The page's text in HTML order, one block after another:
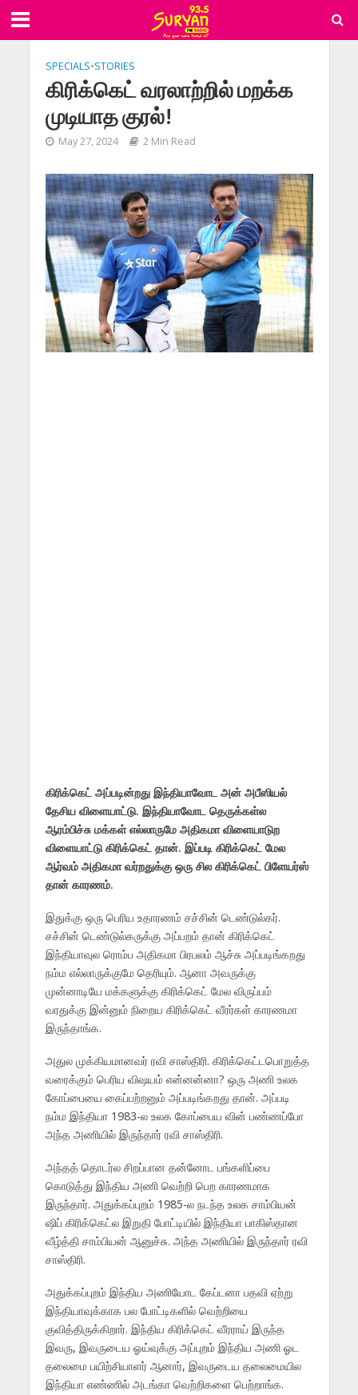
SPECIALS•STORIES
கிரிக்கெட் வரலாற்றில் மறக்க
முடியாத குரல்!
May 27, 2024 2 Min Read
கிரிக்கெட் அப்படின்றது இந்தியாவோட அன் அபீஸியல்
தேசிய விளையாட்டு. இந்தியாவோட தெருக்கள்ல
ஆரம்பிச்சு மக்கள் எல்லாருமே அதிகமா விளையாடுற
விளையாட்டு கிரிக்கெட் தான். இப்படி கிரிக்கெட் மேல
ஆர்வம் அதிகமா வர்றதுக்கு ஒரு சில கிரிக்கெட் பிளேயர்ஸ்
தான் காரணம்.
இதுக்கு ஒரு பெரிய உதாரணம் சச்சின் டெண்டுல்கர்.
சச்சின் டெண்டுல்கருக்கு அப்பறம் தான் கிரிக்கெட்
இந்தியாவுல ரொம்ப அதிகமா பிரபலம் ஆச்சு அப்படிங்கறது
நம்ம எல்லாருக்குமே தெரியும். ஆனா அவருக்கு
முன்னாடியே மக்களுக்கு கிரிக்கெட் மேல விருப்பம்
வரதுக்கு இன்னும் நிறைய கிரிக்கெட் வீரர்கள் காரணமா
இருந்தாங்க.
அதுல முக்கியமானவர் ரவி சாஸ்திரி. கிரிக்கெட்டபொறுத்த
வரைக்கும் பெரிய விஷயம் என்னன்னா? ஒரு அணி உலக
கோப்பையை கைப்பற்றனும் அப்படிங்கறது தான். அப்படி
நம்ம இந்தியா 1983-ல உலக கோப்பைய வின் பண்ணப்போ
அந்த அணியில் இருந்தார் ரவி சாஸ்திரி.
அந்தத் தொடர்ல சிறப்பான தன்னோட‌ பங்களிப்பை
கொடுத்து இந்திய அணி வெற்றி பெற காரணமாக
இருந்தார். அதுக்கப்புறம் 1985-ல நடந்த உலக சாம்பியன்
ஷிப் கிரிக்கெட்ல இறுதி போட்டியில் இந்தியா பாகிஸ்தான
வீழ்த்தி சாம்பியன் ஆனுச்சு. அந்த அணியில் இருந்தார் ரவி
சாஸ்திரி.
அதுக்கப்புறம் இந்திய அணியோட கேப்டனா பதவி ஏற்று
இந்தியாவுக்காக பல போட்டிகளில் வெற்றியை
குவித்திருக்கிறார். இந்திய கிரிக்கெட் வீரராய் இருந்த
இவரு, இவருடைய ஓய்வுக்கு அப்புறம் இந்திய அணி ஓட
தலைமை பயிற்சியாளர் ஆனார், இவருடைய தலைமையில
இந்தியா எண்ணில் அடங்கா வெற்றிகளை பெற்றாங்க.